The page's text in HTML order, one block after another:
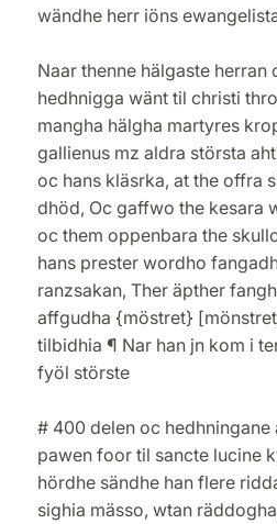
wändhe herr iöns
Naar thenne hälgaste
hedhnigga wänt til christi
mangha hälgha martyres
gallienus mz aldra största
oc hans kläsrka, at the offra
dhöd, Oc gaffwo the kesara
oc them oppenbara the
hans prester wordho
ranzsakan, Ther äpther
affgudha {möstret}
tilbidhia ¶ Nar han jn kom i
fyöl störste
# 400 delen oc
pawen foor til sancte lucine
hördhe sändhe han flere
sighia mässo, wtan